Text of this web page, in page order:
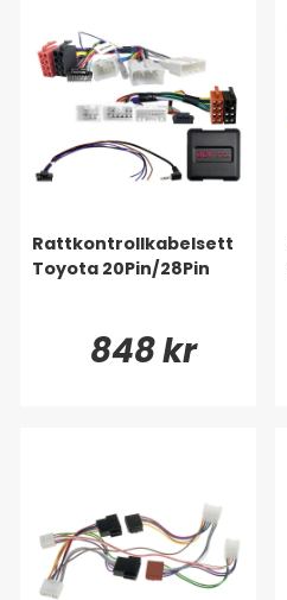
Rattkontrollkabelsett
Toyota 20Pin/28Pin
848 kr